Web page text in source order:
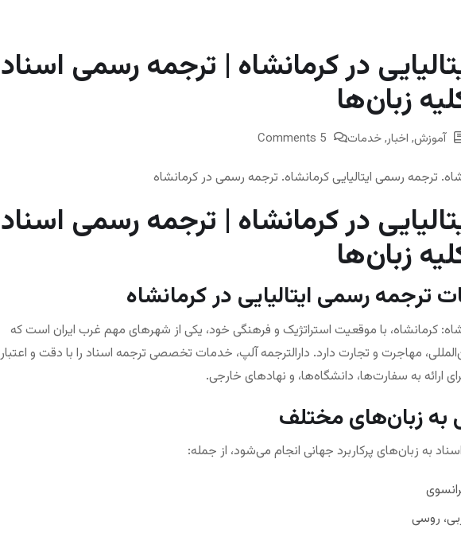
در کرمانشاه | ترجمه رسمی اسناد
زبان‌ها
آموزش, اخبار,خدمات 5 Comments
ترجمه رسمی ایتالیایی کرمانشاه. ترجمه رسمی در کرمانشاه
در کرمانشاه | ترجمه رسمی اسناد
زبان‌ها
ترجمه رسمی ایتالیایی در کرمانشاه
کرمانشاه، با موقعیت استراتژیک و فرهنگی خود، یکی از شهرهای مهم غرب ایران است که
مهاجرت و تجارت دارد. دارالترجمه‌ آلپ، خدمات تخصصی ترجمه اسناد را با دقت و اعتبار
ارائه به سفارت‌ها، دانشگاه‌ها، و نهادهای خارجی.
زبان‌های مختلف
به زبان‌های پرکاربرد جهانی انجام می‌شود، از جمله:
روسی